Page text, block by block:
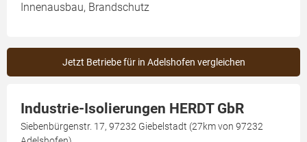
Innenausbau, Brandschutz
Jetzt Betriebe für in Adelshofen vergleichen
Industrie-Isolierungen HERDT GbR
Siebenbürgenstr. 17, 97232 Giebelstadt (27km von 97232